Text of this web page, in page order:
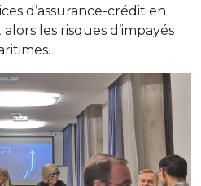
d’assurance-crédit en
les risques d’impayés